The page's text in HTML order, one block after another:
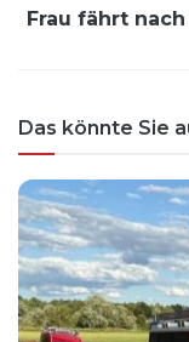
Frau fährt
Das könnte Sie